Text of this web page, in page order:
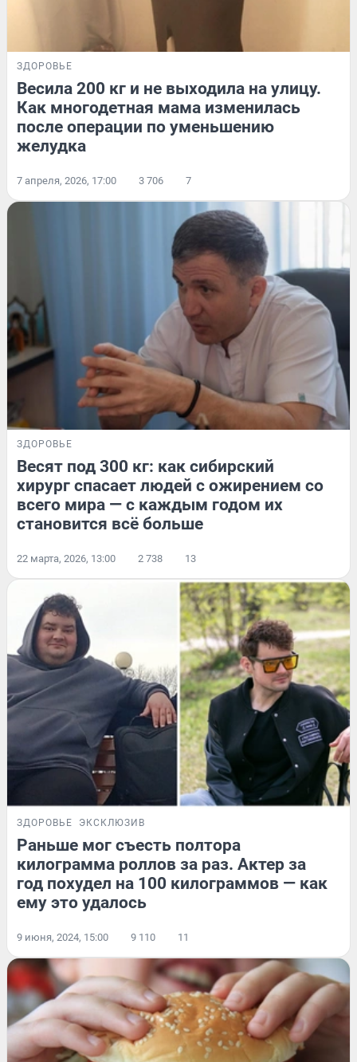
ЗДОРОВЬЕ
Весила 200 кг и не выходила на улицу.
Как многодетная мама изменилась
после операции по уменьшению
желудка
7 апреля, 2026, 17:00 3 706 7
ЗДОРОВЬЕ
Весят под 300 кг: как сибирский
хирург спасает людей с ожирением со
всего мира — с каждым годом их
становится всё больше
22 марта, 2026, 13:00 2 738 13
ЗДОРОВЬЕ ЭКСКЛЮЗИВ
Раньше мог съесть полтора
килограмма роллов за раз. Актер за
год похудел на 100 килограммов — как
ему это удалось
9 июня, 2024, 15:00 9 110 11